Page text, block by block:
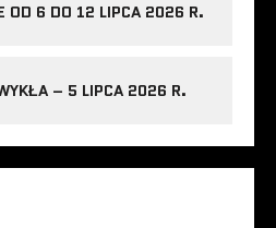
OD 6 DO 12 LIPCA 2026 R.
– 5 LIPCA 2026 R.